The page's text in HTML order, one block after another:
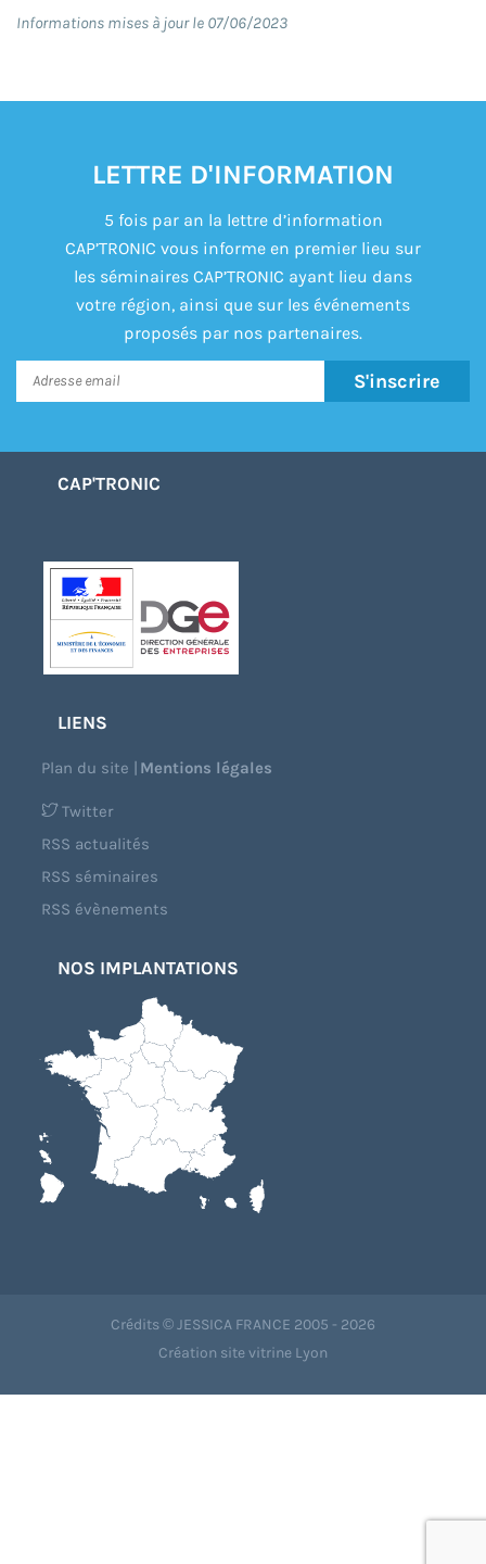
Informations mises à jour le 07/06/2023
LETTRE D'INFORMATION
5 fois par an la lettre d’information
CAP’TRONIC vous informe en premier lieu sur
les séminaires CAP’TRONIC ayant lieu dans
votre région, ainsi que sur les événements
proposés par nos partenaires.
S'inscrire
CAP'TRONIC
LIENS
Plan du site |Mentions légales
Twitter
RSS actualités
RSS séminaires
RSS évènements
NOS IMPLANTATIONS
Crédits © JESSICA FRANCE 2005 - 2026
Création site vitrine Lyon